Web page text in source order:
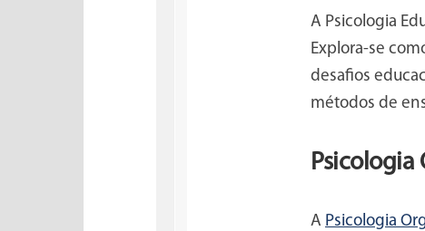
A Psicologia
Explora-se
desafios
métodos de
Psicologia
A Psicologia